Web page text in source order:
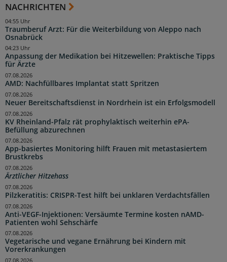
NACHRICHTEN
Traumberuf Arzt: Für die Weiterbildung von Aleppo nach
Osnabrück
04:55 Uhr
Anpassung der Medikation bei Hitzewellen: Praktische Tipps
für Ärzte
04:23 Uhr
AMD: Nachfüllbares Implantat statt Spritzen
07.08.2026
Neuer Bereitschaftsdienst in Nordrhein ist ein Erfolgsmodell
07.08.2026
KV Rheinland-Pfalz rät prophylaktisch weiterhin ePA-
Befüllung abzurechnen
07.08.2026
App-basiertes Monitoring hilft Frauen mit metastasiertem
Brustkrebs
07.08.2026
Ärztlicher Hitzehass
07.08.2026
Pilzkeratitis: CRISPR-Test hilft bei unklaren Verdachtsfällen
07.08.2026
Anti-VEGF-Injektionen: Versäumte Termine kosten nAMD-
Patienten wohl Sehschärfe
07.08.2026
Vegetarische und vegane Ernährung bei Kindern mit
Vorerkrankungen
07.08.2026
07.08.2026